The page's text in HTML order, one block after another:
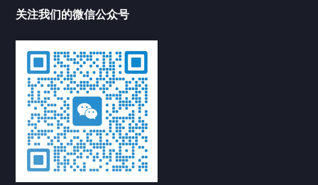
华三H3C WA7638无线接入设备 EWP-
WA7638 内置天线三频十二流
802.11be/ax/ac/n无线接入点
(2*GE+1*10GE+1*10G PSFP)-FIT）
2024/09/26 705 H3C无线设备
WA7638H3C无线产品 WA7638WIFI7无线AP
线产品代理高密型无线AP
华三H3C WA6636室内放装型802.11ax
无线接入设备 EWP-WA6636-FIT内置天
关注我们的微信公众号